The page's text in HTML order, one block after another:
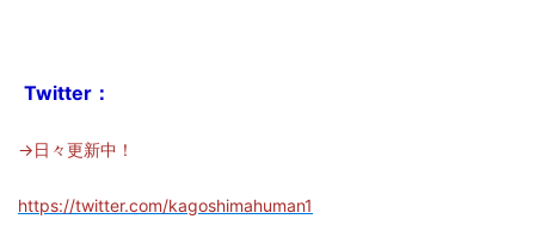
Twitter：
→日々更新中！
https://twitter.com/kagoshimahuman1